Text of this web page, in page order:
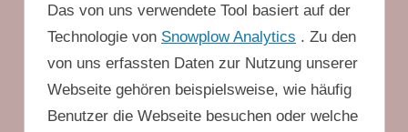
Das von uns verwendete Tool basiert auf der
Technologie von Snowplow Analytics . Zu den
von uns erfassten Daten zur Nutzung unserer
Webseite gehören beispielsweise, wie häufig
Benutzer die Webseite besuchen oder welche